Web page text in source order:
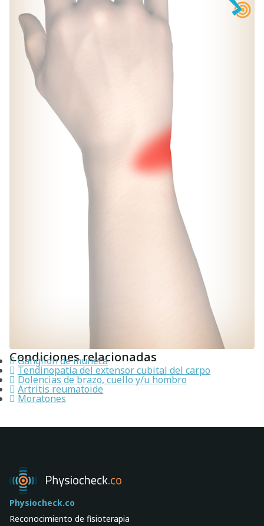
Condiciones relacionadas
Ganglión de muñeca
Tendinopatía del extensor cubital del carpo
Dolencias de brazo, cuello y/u hombro
Artritis reumatoide
Moratones
Physiocheck.co
Reconocimiento de fisioterapia